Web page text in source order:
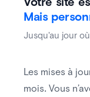
Mais
Jusqu'au jour
Les mises à
mois. Vous